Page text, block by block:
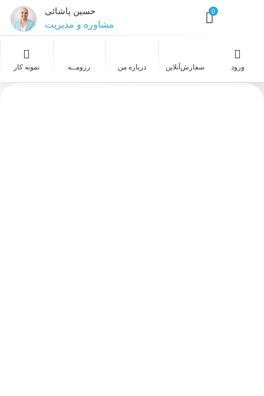
حسین پاشائی
مشاوره و مدیریت
0
ورود سفارش‌‌آنلاین درباره من رزومــه نمونه کار